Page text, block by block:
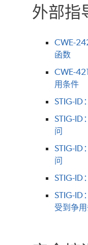
外部指
CWE-
函数
CWE-
用条件
STIG-ID
STIG-ID
问
STIG-ID
问
STIG-ID
STIG-ID
受到争